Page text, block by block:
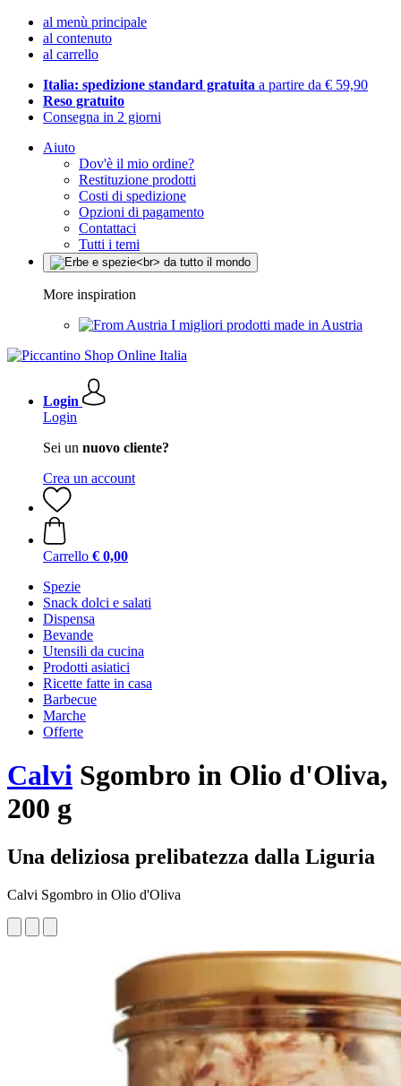
al menù principale
al contenuto
al carrello
Italia: spedizione standard gratuita a partire da € 59,90
Reso gratuito
Consegna in 2 giorni
Aiuto
Dov'è il mio ordine?
Restituzione prodotti
Costi di spedizione
Opzioni di pagamento
Contattaci
Tutti i temi
More inspiration
I migliori prodotti made in Austria
Login
Login
Sei un nuovo cliente?
Crea un account
Carrello € 0,00
Spezie
Snack dolci e salati
Dispensa
Bevande
Utensili da cucina
Prodotti asiatici
Ricette fatte in casa
Barbecue
Marche
Offerte
Calvi Sgombro in Olio d'Oliva,
200 g
Una deliziosa prelibatezza dalla Liguria
Calvi Sgombro in Olio d'Oliva